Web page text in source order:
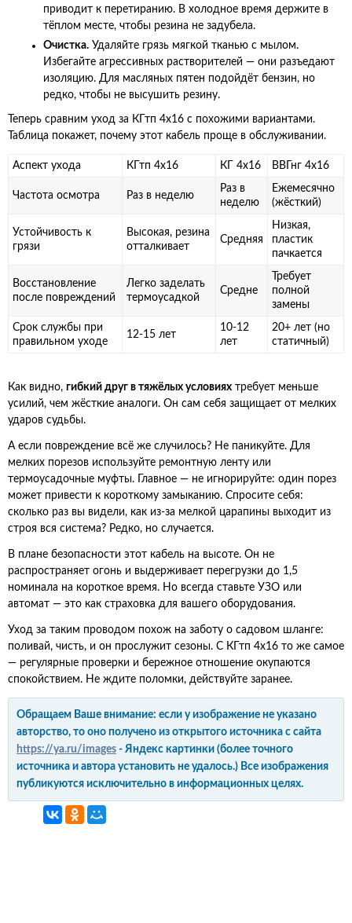
приводит к перетиранию. В холодное время держите в
тёплом месте, чтобы резина не задубела.
Очистка. Удаляйте грязь мягкой тканью с мылом.
Избегайте агрессивных растворителей — они разъедают
изоляцию. Для масляных пятен подойдёт бензин, но
редко, чтобы не высушить резину.
Теперь сравним уход за КГтп 4х16 с похожими вариантами.
Таблица покажет, почему этот кабель проще в обслуживании.
Аспект ухода КГтп 4х16 КГ 4х16 ВВГнг 4х16
Частота осмотра Раз в неделю
Раз в
неделю
Ежемесячно
(жёсткий)
Устойчивость к
грязи
Высокая, резина
отталкивает
Средняя
Низкая,
пластик
пачкается
Восстановление
после повреждений
Легко заделать
термоусадкой
Средне
Требует
полной
замены
Срок службы при
правильном уходе
12-15 лет
10-12
лет
20+ лет (но
статичный)
Как видно, гибкий друг в тяжёлых условиях требует меньше
усилий, чем жёсткие аналоги. Он сам себя защищает от мелких
ударов судьбы.
А если повреждение всё же случилось? Не паникуйте. Для
мелких порезов используйте ремонтную ленту или
термоусадочные муфты. Главное — не игнорируйте: один порез
может привести к короткому замыканию. Спросите себя:
сколько раз вы видели, как из-за мелкой царапины выходит из
строя вся система? Редко, но случается.
В плане безопасности этот кабель на высоте. Он не
распространяет огонь и выдерживает перегрузки до 1,5
номинала на короткое время. Но всегда ставьте УЗО или
автомат — это как страховка для вашего оборудования.
Уход за таким проводом похож на заботу о садовом шланге:
поливай, чисть, и он прослужит сезоны. С КГтп 4х16 то же самое
— регулярные проверки и бережное отношение окупаются
спокойствием. Не ждите поломки, действуйте заранее.
Обращаем Ваше внимание: если у изображение не указано
авторство, то оно получено из открытого источника с сайта
https://ya.ru/images - Яндекс картинки (более точного
источника и автора установить не удалось.) Все изображения
публикуются исключительно в информационных целях.